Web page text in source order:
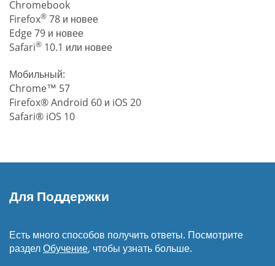
Chromebook
Firefox® 78 и новее
Edge 79 и новее
Safari® 10.1 или новее
Мобильный:
Chrome™ 57
Firefox® Android 60 и iOS 20
Safari® iOS 10
Для Поддержки
Есть много способов получить ответы. Посмотрите
разделОбучение, чтобы узнать больше.